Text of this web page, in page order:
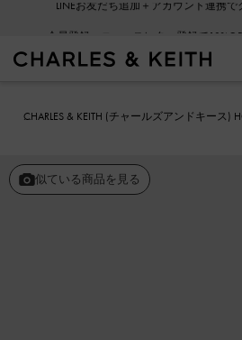
CHARLES & KEITH (チャールズアンドキース)
似ている商品を見る